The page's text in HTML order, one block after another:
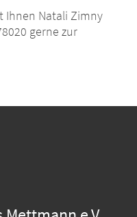
Ihnen Natali Zimny
gerne zur